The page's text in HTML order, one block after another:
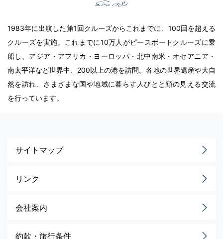
1983年に出航した第1回クルーズからこれまでに、100回を超える
クルーズを実施。これまでに10万人がピースボートクルーズに乗
船し、アジア・アフリカ・ヨーロッパ・北中南米・オセアニア・
南太平洋など世界中、200以上の港を訪問。各地の世界遺産や大自
然を訪れ、さまざまな国や地域に暮らす人びとと顔の見える交流
を行っています。
サイトマップ
リンク
会社案内
約款・旅行条件